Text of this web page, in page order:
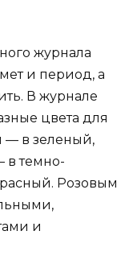
журнала
и период, а
В журнале
цвета для
— в зеленый,
в темно-
Розовым
и